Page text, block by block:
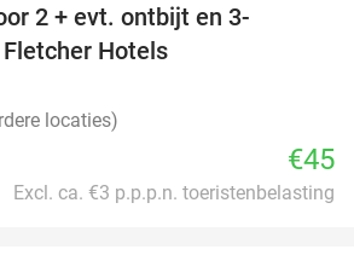
2 + evt. ontbijt en 3-
Hotels
locaties)
€45
Excl. ca. €3 p.p.p.n. toeristenbelasting